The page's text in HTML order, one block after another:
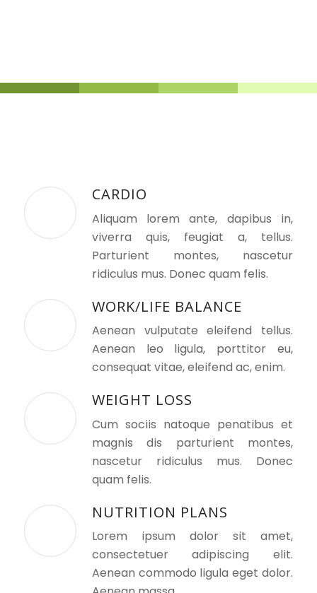
CARDIO
Aliquam lorem ante, dapibus in,
viverra quis, feugiat a, tellus.
Parturient montes, nascetur
ridiculus mus. Donec quam felis.
WORK/LIFE BALANCE
Aenean vulputate eleifend tellus.
Aenean leo ligula, porttitor eu,
consequat vitae, eleifend ac, enim.
WEIGHT LOSS
Cum sociis natoque penatibus et
magnis dis parturient montes,
nascetur ridiculus mus. Donec
quam felis.
NUTRITION PLANS
Lorem ipsum dolor sit amet,
consectetuer adipiscing elit.
Aenean commodo ligula eget dolor.